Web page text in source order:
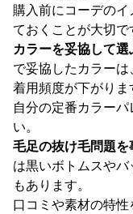
購入前にコーデの
ておくことが大切で
カラーを妥協して選
で妥協したカラー
着用頻度が下がりま
自分の定番カラー
い。
毛足の抜け毛問題
は黒いボトムスや
もあります。
口コミや素材の特性